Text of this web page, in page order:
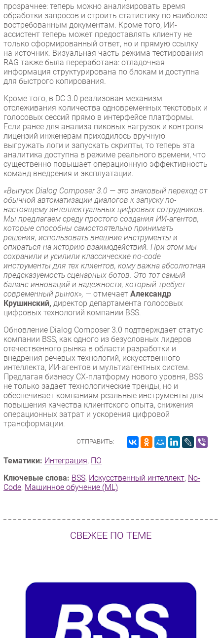
прозрачнее: теперь можно анализировать время
обработки запросов и строить статистику по наиболее
востребованным документам. Кроме того, ИИ-
ассистент теперь может предоставлять клиенту не
только сформированный ответ, но и прямую ссылку
на источник. Визуальная часть режима тестирования
RAG также была переработана: отладочная
информация структурирована по блокам и доступна
для быстрого копирования.
Кроме того, в DC 3.0 реализован механизм
отслеживания количества одновременных текстовых и
голосовых сессий прямо в интерфейсе платформы.
Если ранее для анализа пиковых нагрузок и контроля
лицензий инженерам приходилось вручную
выгружать логи и запускать скрипты, то теперь эта
аналитика доступна в режиме реального времени, что
существенно повышает операционную эффективность
команд внедрения и эксплуатации.
«Выпуск Dialog Composer 3.0 — это знаковый переход от
обычной автоматизации диалогов к запуску по-
настоящему интеллектуальных цифровых сотрудников.
Мы предлагаем среду простого создания ИИ-агентов,
которые способны самостоятельно принимать
решения, использовать внешние инструменты и
опираться на историю взаимодействий. При этом мы
сохранили и усилили классические no-code
инструменты для тех клиентов, кому важна абсолютная
предсказуемость сценарных ботов. Это тот самый
баланс инноваций и надежности, который требует
современный рынок», — отмечает Александр
Крушинский, директор департамента голосовых
цифровых технологий компании BSS.
Обновление Dialog Composer 3.0 подтверждает статус
компании BSS, как одного из безусловных лидеров
отечественного рынка в области разработки и
внедрения речевых технологий, искусственного
интеллекта, ИИ-агентов и мультиагентных систем.
Предлагая бизнесу CX-платформу нового уровня, BSS
не только задает технологические тренды, но и
обеспечивает компаниям реальные инструменты для
повышения качества клиентского опыта, снижения
операционных затрат и ускорения цифровой
трансформации.
ОТПРАВИТЬ:
Тематики: Интеграция, ПО
Ключевые слова: BSS, Искусственный интеллект, No-
Code, Машинное обучение (ML)
СВЕЖЕЕ ПО ТЕМЕ